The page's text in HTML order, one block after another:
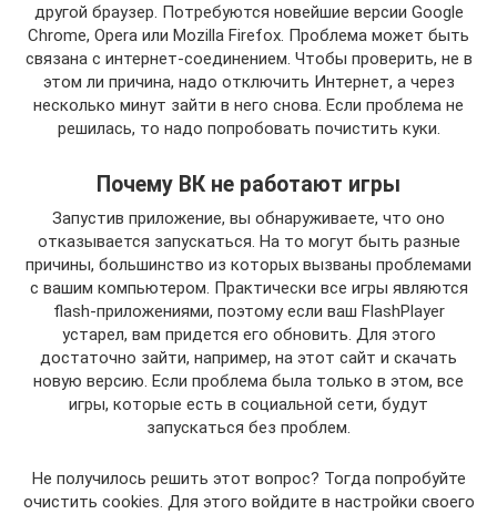
другой браузер. Потребуются новейшие версии Google
Chrome, Opera или Mozilla Firefox. Проблема может быть
связана с интернет-соединением. Чтобы проверить, не в
этом ли причина, надо отключить Интернет, а через
несколько минут зайти в него снова. Если проблема не
решилась, то надо попробовать почистить куки.
Почему ВК не работают игры
Запустив приложение, вы обнаруживаете, что оно
отказывается запускаться. На то могут быть разные
причины, большинство из которых вызваны проблемами
с вашим компьютером. Практически все игры являются
flash-приложениями, поэтому если ваш FlashPlayer
устарел, вам придется его обновить. Для этого
достаточно зайти, например, на этот сайт и скачать
новую версию. Если проблема была только в этом, все
игры, которые есть в социальной сети, будут
запускаться без проблем.
Не получилось решить этот вопрос? Тогда попробуйте
очистить cookies. Для этого войдите в настройки своего